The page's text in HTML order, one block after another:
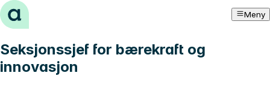
Hopp til innhold Meny
Seksjonssjef for bærekraft og
innovasjon